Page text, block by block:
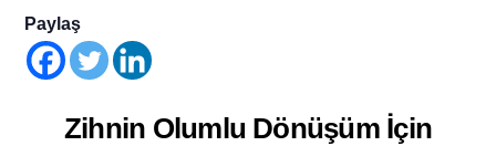
Paylaş
Zihnin Olumlu Dönüşüm İçin